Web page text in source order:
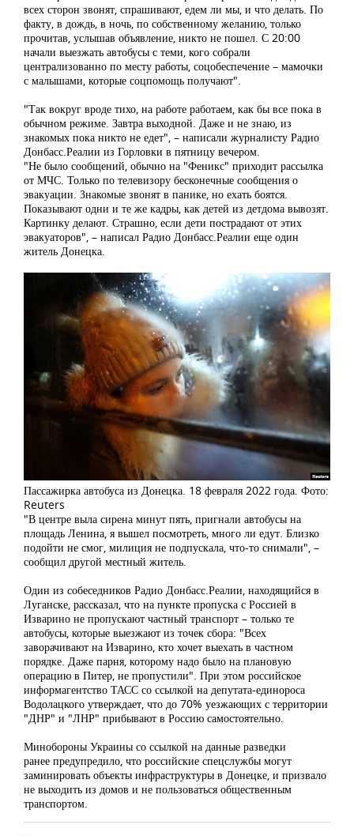
всех сторон звонят, спрашивают, едем ли мы, и что делать. По
факту, в дождь, в ночь, по собственному желанию, только
прочитав, услышав объявление, никто не пошел. С 20:00
начали выезжать автобусы с теми, кого собрали
централизованно по месту работы, соцобеспечение – мамочки
с малышами, которые соцпомощь получают".
"Так вокруг вроде тихо, на работе работаем, как бы все пока в
обычном режиме. Завтра выходной. Даже и не знаю, из
знакомых пока никто не едет", – написали журналисту Радио
Донбасс.Реалии из Горловки в пятницу вечером.
"Не было сообщений, обычно на "Феникс" приходит рассылка
от МЧС. Только по телевизору бесконечные сообщения о
эвакуации. Знакомые звонят в панике, но ехать боятся.
Показывают одни и те же кадры, как детей из детдома вывозят.
Картинку делают. Страшно, если дети пострадают от этих
эвакуаторов", – написал Радио Донбасс.Реалии еще один
житель Донецка.
Пассажирка автобуса из Донецка. 18 февраля 2022 года. Фото:
Reuters
"В центре выла сирена минут пять, пригнали автобусы на
площадь Ленина, я вышел посмотреть, много ли едут. Близко
подойти не смог, милиция не подпускала, что-то снимали", –
сообщил другой местный житель.
Один из собеседников Радио Донбасс.Реалии, находящийся в
Луганске, рассказал, что на пункте пропуска с Россией в
Изварино не пропускают частный транспорт – только те
автобусы, которые выезжают из точек сбора: "Всех
заворачивают на Изварино, кто хочет выехать в частном
порядке. Даже парня, которому надо было на плановую
операцию в Питер, не пропустили". При этом российское
информагентство ТАСС со ссылкой на депутата-единороса
Водолацкого утверждает, что до 70% уезжающих с территории
"ДНР" и "ЛНР" прибывают в Россию самостоятельно.
Минобороны Украины со ссылкой на данные разведки
ранее предупредило, что российские спецслужбы могут
заминировать объекты инфраструктуры в Донецке, и призвало
не выходить из домов и не пользоваться общественным
транспортом.